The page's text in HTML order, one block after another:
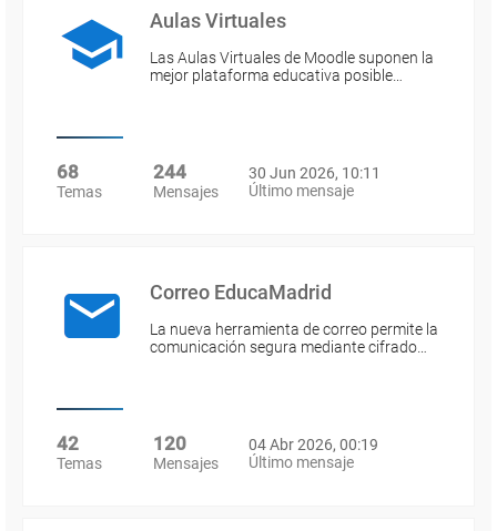
Aulas Virtuales
Las Aulas Virtuales de Moodle suponen la
mejor plataforma educativa posible…
68
Temas
244
Mensajes
30 Jun 2026, 10:11
Último mensaje
Correo EducaMadrid
La nueva herramienta de correo permite la
comunicación segura mediante cifrado…
42
Temas
120
Mensajes
04 Abr 2026, 00:19
Último mensaje